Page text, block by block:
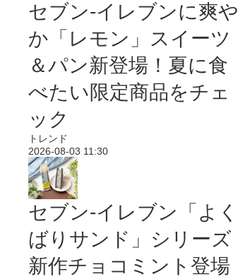
セブン‐イレブンに爽や
か「レモン」スイーツ
＆パン新登場！夏に食
べたい限定商品をチェ
ック
トレンド
2026-08-03 11:30
セブン‐イレブン「よく
ばりサンド」シリーズ
新作チョコミント登場